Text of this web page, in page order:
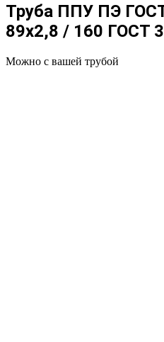
Труба ППУ ПЭ
89x2,8 / 160 ГОСТ
Можно с вашей трубой